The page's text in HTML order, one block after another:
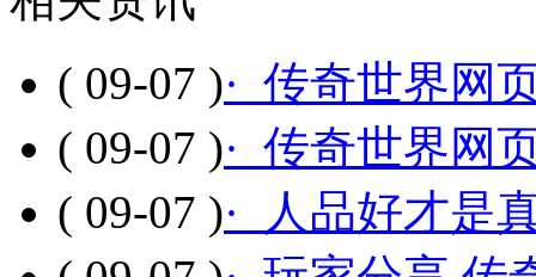
( 09-07 )· 传奇世界网
( 09-07 )· 传奇世界网
( 09-07 )· 人品好才是